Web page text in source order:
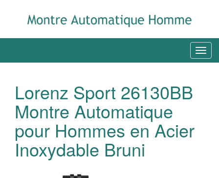
Lorenz Sport 26130BB
Montre Automatique
pour Hommes en Acier
Inoxydable Bruni